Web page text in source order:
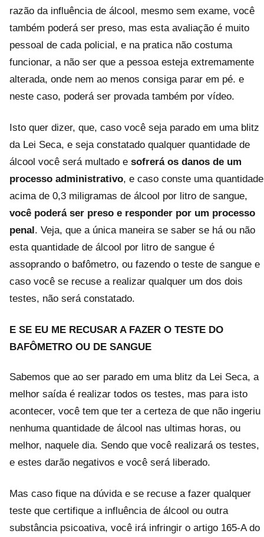
razão da influência de álcool, mesmo sem exame, você
também poderá ser preso, mas esta avaliação é muito
pessoal de cada policial, e na pratica não costuma
funcionar, a não ser que a pessoa esteja extremamente
alterada, onde nem ao menos consiga parar em pé. e
neste caso, poderá ser provada também por vídeo.
Isto quer dizer, que, caso você seja parado em uma blitz
da Lei Seca, e seja constatado qualquer quantidade de
álcool você será multado e sofrerá os danos de um
processo administrativo, e caso conste uma quantidade
acima de 0,3 miligramas de álcool por litro de sangue,
você poderá ser preso e responder por um processo
penal. Veja, que a única maneira se saber se há ou não
esta quantidade de álcool por litro de sangue é
assoprando o bafômetro, ou fazendo o teste de sangue e
caso você se recuse a realizar qualquer um dos dois
testes, não será constatado.
E SE EU ME RECUSAR A FAZER O TESTE DO
BAFÔMETRO OU DE SANGUE
Sabemos que ao ser parado em uma blitz da Lei Seca, a
melhor saída é realizar todos os testes, mas para isto
acontecer, você tem que ter a certeza de que não ingeriu
nenhuma quantidade de álcool nas ultimas horas, ou
melhor, naquele dia. Sendo que você realizará os testes,
e estes darão negativos e você será liberado.
Mas caso fique na dúvida e se recuse a fazer qualquer
teste que certifique a influência de álcool ou outra
substância psicoativa, você irá infringir o artigo 165-A do